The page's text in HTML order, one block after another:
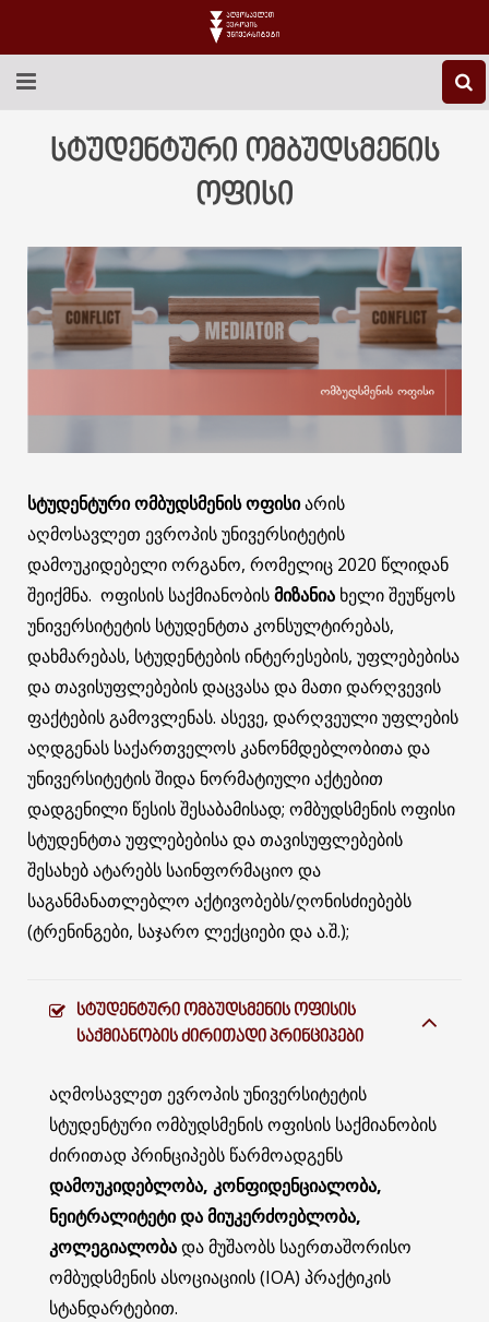
EEU-Ს ᲨᲔᲡᲐᲮᲔᲑ
ᲡᲐᲔᲠᲗᲐᲨᲝᲠᲘᲡᲝ
ᲑᲘᲑᲚᲘᲝᲗᲔᲙᲐ
სტუდენტური ომბუდსმენის
ოფისი
სტუდენტური ომბუდსმენის ოფისიარის
აღმოსავლეთ ევროპის უნივერსიტეტის
დამოუკიდებელი ორგანო, რომელიც 2020 წლიდან
შეიქმნა. ოფისის საქმიანობისმიზანია ხელი შეუწყოს
უნივერსიტეტის სტუდენტთა კონსულტირებას,
დახმარებას, სტუდენტების ინტერესების, უფლებებისა
და თავისუფლებების დაცვასა და მათი დარღვევის
ფაქტების გამოვლენას. ასევე, დარღვეული უფლების
აღდგენას საქართველოს კანონმდებლობითა და
უნივერსიტეტის შიდა ნორმატიული აქტებით
დადგენილი წესის შესაბამისად; ომბუდსმენის ოფისი
სტუდენტთა უფლებებისა და თავისუფლებების
შესახებ ატარებს საინფორმაციო და
საგანმანათლებლო აქტივობებს/ღონისძიებებს
(ტრენინგები, საჯარო ლექციები და ა.შ.);
ᲡᲢᲣᲓᲔᲜᲢᲣᲠᲘ ᲝᲛᲑᲣᲓᲡᲛᲔᲜᲘᲡ ᲝᲤᲘᲡᲘᲡ
ᲡᲐᲥᲛᲘᲐᲜᲝᲑᲘᲡ ᲫᲘᲠᲘᲗᲐᲓᲘ ᲞᲠᲘᲜᲪᲘᲞᲔᲑᲘ
აღმოსავლეთ ევროპის უნივერსიტეტის
სტუდენტური ომბუდსმენის ოფისის საქმიანობის
ძირითად პრინციპებს წარმოადგენს
დამოუკიდებლობა, კონფიდენციალობა,
ნეიტრალიტეტი და მიუკერძოებლობა,
კოლეგიალობადა მუშაობს საერთაშორისო
ომბუდსმენის ასოციაციის (IOA) პრაქტიკის
სტანდარტებით.